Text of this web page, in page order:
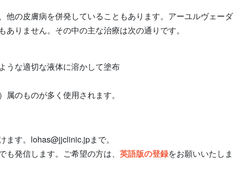
の皮膚病を併発していることもあります。アーユルヴェー
りません。その中の主な治療は次の通りです。
な適切な液体に溶かして塗布
のものが多く使用されます。
す。lohas@jjclinic.jpまで。
発信します。ご希望の方は、 英語版の登録をお願いいたしま